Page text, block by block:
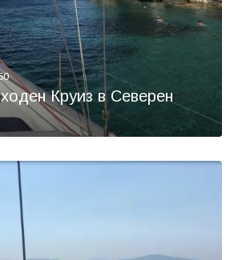
Круиз в Северен